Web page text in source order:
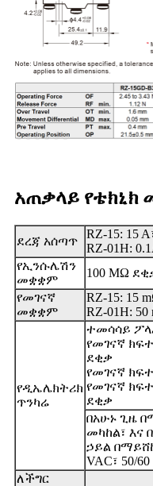
አጠቃላይ የቴክኒክ
ደረጃ አሰጣጥ
RZ-15: 15
RZ-01H:
የኢንሱሌሽን
መቋቋም
100 MΩ
የመገናኛ
መቋቋም
RZ-15: 15
RZ-01H:
የዲኤሌክትሪክ
ጥንካሬ
ተመሳሳይ
የመገናኛ
ደቂቃ
የመገናኛ
የመገናኛ
ደቂቃ
በአሁኑ ጊዜ
መካከል፣ እና
ኃይል
VAC፣ 50/
ለችግር